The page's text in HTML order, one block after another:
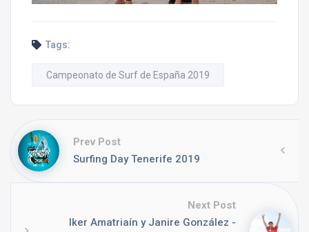
Tags:
Campeonato de Surf de España 2019
Prev Post
Surfing Day Tenerife 2019
Next Post
Iker Amatriaín y Janire González -